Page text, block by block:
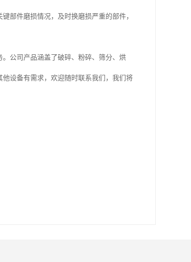
部件磨损情况，及时换磨损严重的部件，
公司产品涵盖了破碎、粉碎、筛分、烘
设备有需求，欢迎随时联系我们，我们将